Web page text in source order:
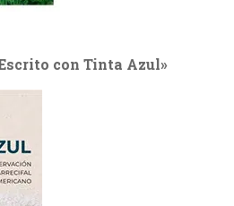
con Tinta Azul»